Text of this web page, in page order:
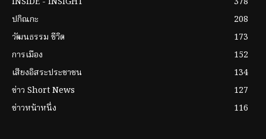
ปกิณกะ
208
วัฒนธรรม ชีวิต
173
การเมือง
152
เสียงอิสระประชาชน
134
ข่าว Short News
127
ข่าวหน้าหนึ่ง
116